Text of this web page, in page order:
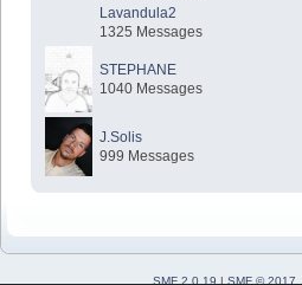
Lavandula2
1325 Messages
STEPHANE
1040 Messages
J.Solis
999 Messages
SMF 2.0.19 | SMF © 2017